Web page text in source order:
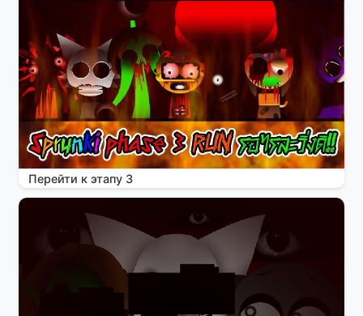
Перейти к этапу 3